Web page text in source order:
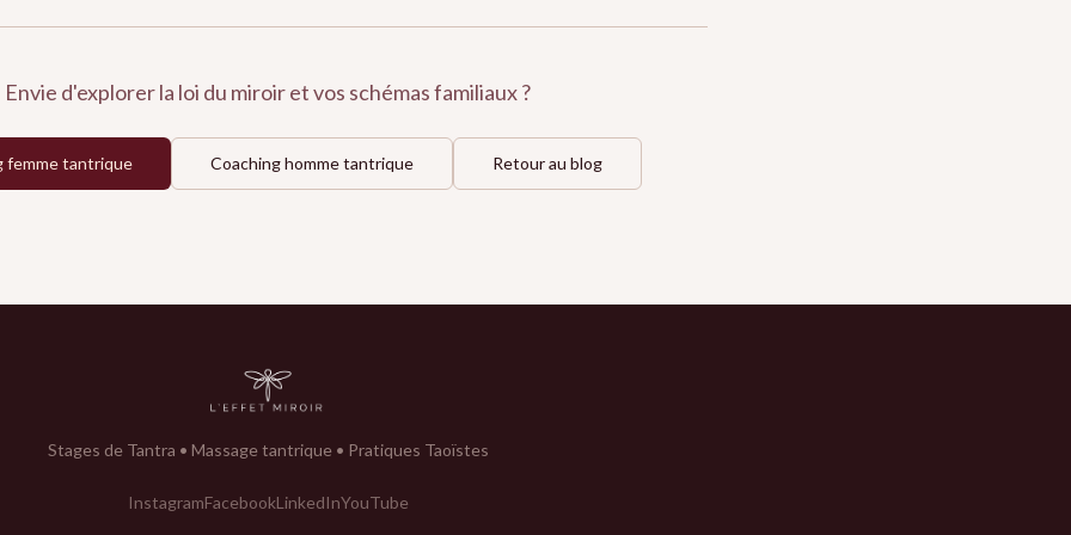
Envie d'explorer la loi du miroir et vos schémas familiaux ?
femme tantrique Coaching homme tantrique Retour au blog
Stages de Tantra • Massage tantrique • Pratiques Taoïstes
InstagramFacebookLinkedInYouTube